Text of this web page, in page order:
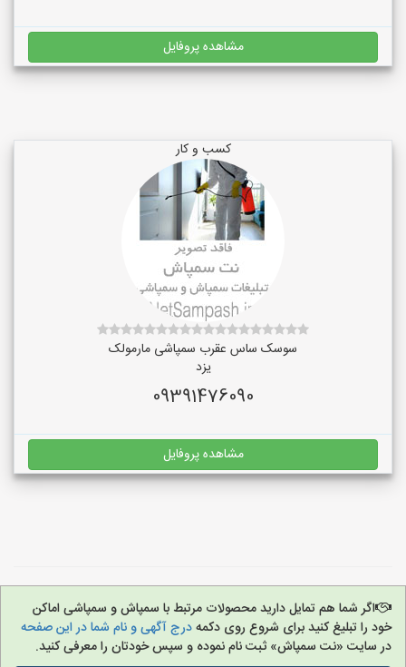
مشاهده پروفایل
کسب و کار
سوسک ساس عقرب سمپاشی مارمولک
یزد
09391476090
مشاهده پروفایل
اگر شما هم تمایل دارید محصولات مرتبط با سمپاش و سمپاشی اماکن
خود را تبلیغ کنید برای شروع روی دکمهدرج آگهی و نام شما در این صفحه
در سایت «نت سمپاش» ثبت نام نموده و سپس خودتان را معرفی کنید.